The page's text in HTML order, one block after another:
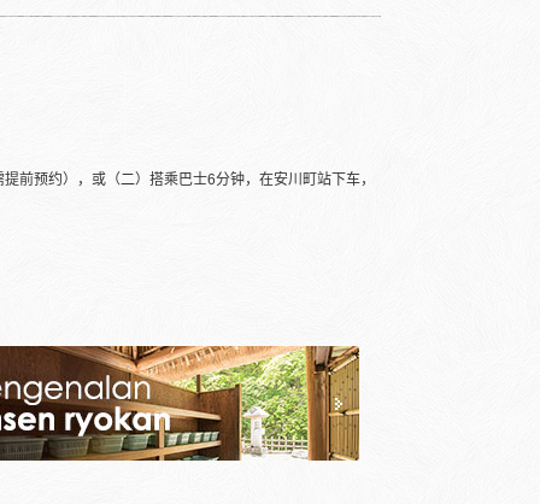
前预约），或（二）搭乘巴士6分钟，在安川町站下车，